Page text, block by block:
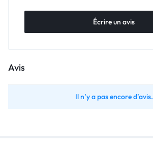
Écrire un avis
Avis
Il n’y a pas encore d’avis.